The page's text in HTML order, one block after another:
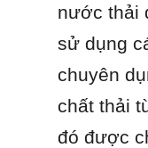
nước thải
sử dụng
chuyên
chất thải
đó được